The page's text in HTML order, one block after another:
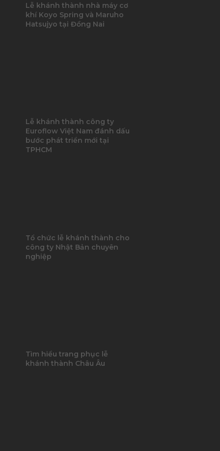
Lễ khánh thành nhà máy cơ
khí Koyo Spring và Maruho
Hatsujyo tại Đồng Nai
Lễ khánh thành công ty
Euroflow Việt Nam đánh dấu
bước phát triển mới tại
TPHCM
Tổ chức lễ khánh thành cho
công ty Nhật Bản chuyên
nghiệp
Tìm hiểu trang phục lễ
khánh thành Châu Âu